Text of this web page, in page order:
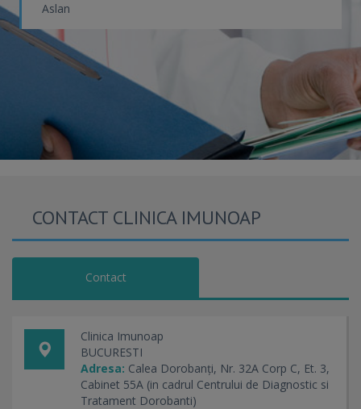
Aslan
CONTACT CLINICA IMUNOAP
Contact
Clinica Imunoap
BUCURESTI
Adresa: Calea Dorobanți, Nr. 32A Corp C, Et. 3,
Cabinet 55A (in cadrul Centrului de Diagnostic si
Tratament Dorobanti)